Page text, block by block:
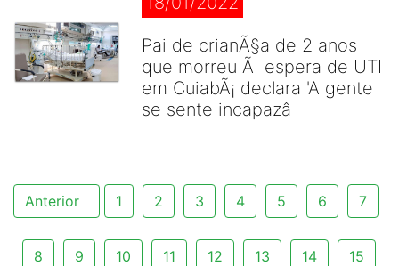
Pai de crianÃ§a de 2 anos
que morreu Ã espera de UTI
em CuiabÃ¡ declara 'A gente
se sente incapazâ
Anterior 1 2 3 4 5 6 7
8 9 10 11 12 13 14 15